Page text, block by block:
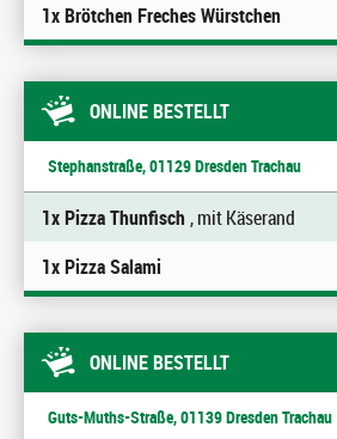
1x Brötchen Freches Würstchen
ONLINE BESTELLT
Stephanstraße, 01129 Dresden Trachau
1x Pizza Thunfisch , mit Käserand
1x Pizza Salami
ONLINE BESTELLT
Guts-Muths-Straße, 01139 Dresden Trachau